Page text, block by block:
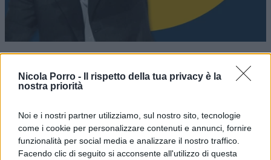
Nicola Porro -
Il rispetto della tua privacy è la
nostra priorità
Noi e i nostri partner utilizziamo, sul nostro sito, tecnologie
come i cookie per personalizzare contenuti e annunci, fornire
funzionalità per social media e analizzare il nostro traffico.
Facendo clic di seguito si acconsente all'utilizzo di questa
Ma la partecipazione del Pd non è passata
riformistaha subito sollevato dubbi e critiche.
L’eurodeputata Pina Picierno, vicepresidente del
Parlamento Europeo, ha parlato apertamente di